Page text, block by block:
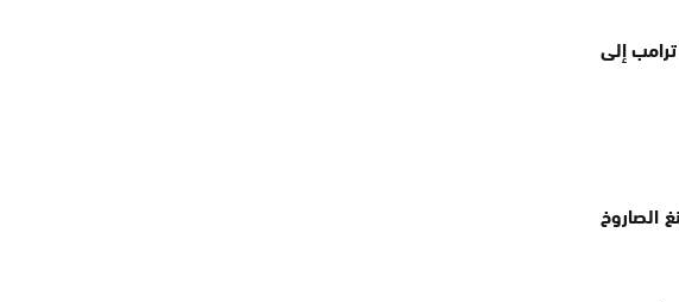
إلى
الصاروخ